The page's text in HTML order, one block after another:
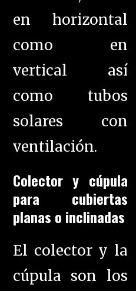
en horizontal
como en
vertical así
como tubos
solares con
ventilación.
Colector y cúpula
para cubiertas
planas o inclinadas
El colector y la
cúpula son los